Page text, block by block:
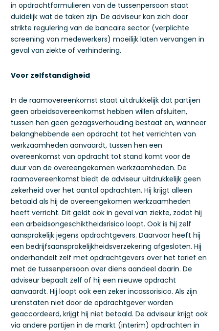
in opdrachtformulieren van de tussenpersoon staat
duidelijk wat de taken zijn. De adviseur kan zich door
strikte regulering van de bancaire sector (verplichte
screening van medewerkers) moeilijk laten vervangen in
geval van ziekte of verhindering.
Voor zelfstandigheid
In de raamovereenkomst staat uitdrukkelijk dat partijen
geen arbeidsovereenkomst hebben willen afsluiten,
tussen hen geen gezagsverhouding bestaat en, wanneer
belanghebbende een opdracht tot het verrichten van
werkzaamheden aanvaardt, tussen hen een
overeenkomst van opdracht tot stand komt voor de
duur van de overeengekomen werkzaamheden. De
raamovereenkomst biedt de adviseur uitdrukkelijk geen
zekerheid over het aantal opdrachten. Hij krijgt alleen
betaald als hij de overeengekomen werkzaamheden
heeft verricht. Dit geldt ook in geval van ziekte, zodat hij
een arbeidsongeschiktheidsrisico loopt. Ook is hij zelf
aansprakelijk jegens opdrachtgevers. Daarvoor heeft hij
een bedrijfsaansprakelijkheidsverzekering afgesloten. Hij
onderhandelt zelf met opdrachtgevers over het tarief en
met de tussenpersoon over diens aandeel daarin. De
adviseur bepaalt zelf of hij een nieuwe opdracht
aanvaardt. Hij loopt ook een zeker incassorisico. Als zijn
urenstaten niet door de opdrachtgever worden
geaccordeerd, krijgt hij niet betaald. De adviseur krijgt ook
via andere partijen in de markt (interim) opdrachten in